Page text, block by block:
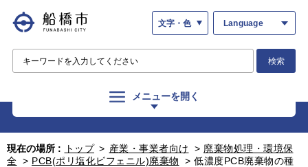
文字・色 Language
検索
メニューを開く
現在の場所 : トップ > 産業・事業者向け > 廃棄物処理・環境保
全 > PCB(ポリ塩化ビフェニル)廃棄物 > 低濃度PCB廃棄物の種